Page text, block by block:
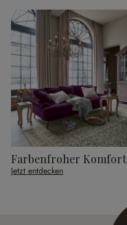
Farbenfroher Komfort
Jetzt entdecken